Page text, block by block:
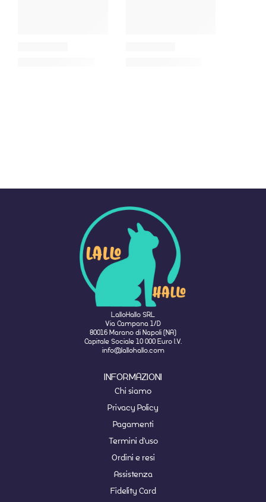
LalloHallo SRL
Via Campana 1/D
80016 Marano di Napoli (NA)
Capitale Sociale 10 000 Euro I.V.
info@lallohallo.com
INFORMAZIONI
Chi siamo
Privacy Policy
Pagamenti
Termini d'uso
Ordini e resi
Assistenza
Fidelity Card